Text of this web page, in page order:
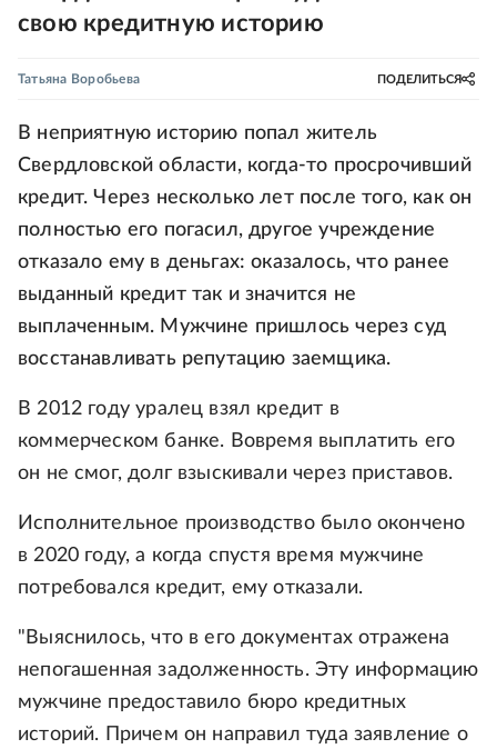
свою кредитную историю
Татьяна Воробьева ПОДЕЛИТЬСЯ
В неприятную историю попал житель
Свердловской области, когда-то просрочивший
кредит. Через несколько лет после того, как он
полностью его погасил, другое учреждение
отказало ему в деньгах: оказалось, что ранее
выданный кредит так и значится не
выплаченным. Мужчине пришлось через суд
восстанавливать репутацию заемщика.
В 2012 году уралец взял кредит в
коммерческом банке. Вовремя выплатить его
он не смог, долг взыскивали через приставов.
Исполнительное производство было окончено
в 2020 году, а когда спустя время мужчине
потребовался кредит, ему отказали.
"Выяснилось, что в его документах отражена
непогашенная задолженность. Эту информацию
мужчине предоставило бюро кредитных
историй. Причем он направил туда заявление о